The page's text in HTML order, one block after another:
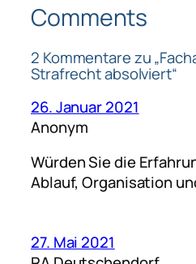
Comments
2 Kommentare zu
Strafrecht absolviert“
26. Januar 2021
Anonym
Würden Sie die
Ablauf, Organisation
27. Mai 2021